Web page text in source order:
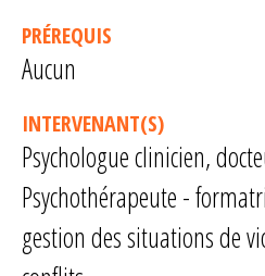
PRÉREQUIS
Aucun
INTERVENANT(S)
Psychologue clinicien,
Psychothérapeute -
gestion des situations de